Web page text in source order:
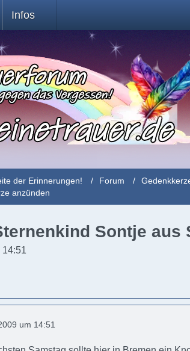
Infos
der Erinnerungen! Forum
anzünden
Sontje aus
14:51
um 14:51